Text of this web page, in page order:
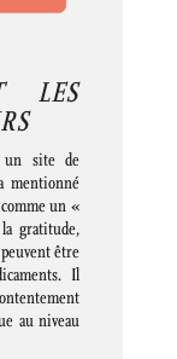
LES
un site de
mentionné
un «
gratitude,
être
Il
au niveau